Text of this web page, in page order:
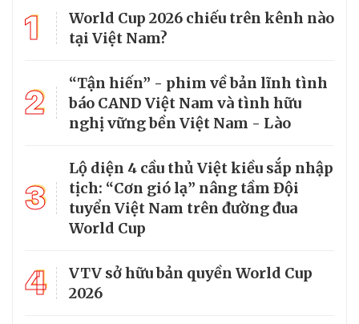
1
World Cup 2026 chiếu trên kênh nào
tại Việt Nam?
2
“Tận hiến” - phim về bản lĩnh tình
báo CAND Việt Nam và tình hữu
nghị vững bền Việt Nam - Lào
3
Lộ diện 4 cầu thủ Việt kiều sắp nhập
tịch: “Cơn gió lạ” nâng tầm Đội
tuyển Việt Nam trên đường đua
World Cup
4
VTV sở hữu bản quyền World Cup
2026